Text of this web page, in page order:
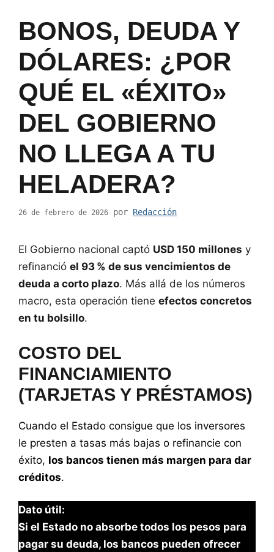
BONOS, DEUDA Y
DÓLARES: ¿POR
QUÉ EL «ÉXITO»
DEL GOBIERNO
NO LLEGA A TU
HELADERA?
26 de febrero de 2026 por Redacción
El Gobierno nacional captó USD 150 millones y
refinanció el 93 % de sus vencimientos de
deuda a corto plazo. Más allá de los números
macro, esta operación tiene efectos concretos
en tu bolsillo.
COSTO DEL
FINANCIAMIENTO
(TARJETAS Y PRÉSTAMOS)
Cuando el Estado consigue que los inversores
le presten a tasas más bajas o refinancie con
éxito, los bancos tienen más margen para dar
créditos.
Dato útil:
Si el Estado no absorbe todos los pesos para
pagar su deuda, los bancos pueden ofrecer